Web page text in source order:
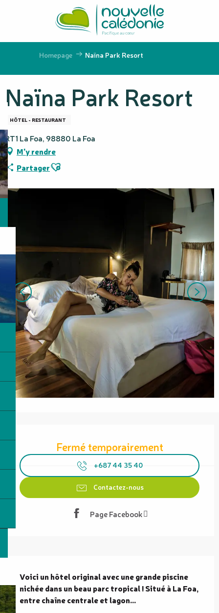
principal
Homepage Naïna Park Resort
Naïna Park Resort
HÔTEL - RESTAURANT
RT1 La Foa, 98880 La Foa
M'y rendre
PartagerAjouter aux favoris
Fermé temporairement
+687 44 35 40
Contactez-nous
Page Facebook
Voici un hôtel original avec une grande piscine
nichée dans un beau parc tropical ! Situé à La Foa,
entre chaîne centrale et lagon...